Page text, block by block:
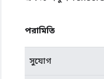
পরামিতি
সুযোগ